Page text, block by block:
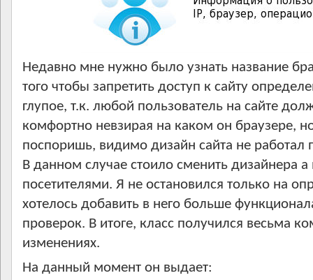
Недавно мне нужно было узнать название
того чтобы запретить доступ к сайту
глупое, т.к. любой пользователь на сайте
комфортно невзирая на каком он браузере,
поспоришь, видимо дизайн сайта не работал
В данном случае стоило сменить дизайнера а
посетителями. Я не остановился только на
хотелось добавить в него больше
проверок. В итоге, класс получился весьма
изменениях.
На данный момент он выдает: